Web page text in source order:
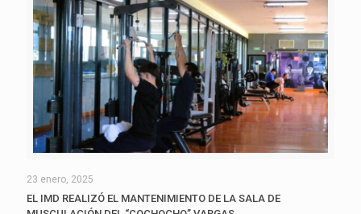
23 enero, 2025
EL IMD REALIZÓ EL MANTENIMIENTO DE LA SALA DE